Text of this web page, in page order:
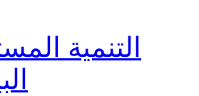
التنمية